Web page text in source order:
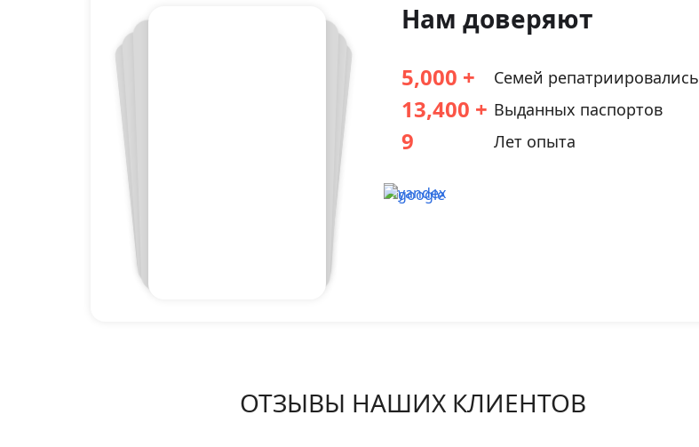
Нам доверяют
5,000 Семей репатриировались
13,400 Выданных паспортов
9 Лет опыта
ОТЗЫВЫ НАШИХ КЛИЕНТОВ